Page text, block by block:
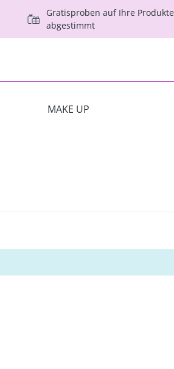
Gratisproben auf Ihre Produkte
abgestimmt
MAKE UP